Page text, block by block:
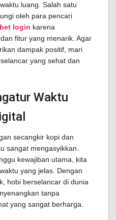
luang. Salah satu
oleh para pencari
login karena
fitur yang menarik. Agar
dampak positif, mari
yang sehat dan
Waktu
secangkir kopi dan
sangat mengasyikkan.
kewajiban utama, kita
yang jelas. Dengan
hobi berselancar di dunia
tanpa
yang sangat berharga.